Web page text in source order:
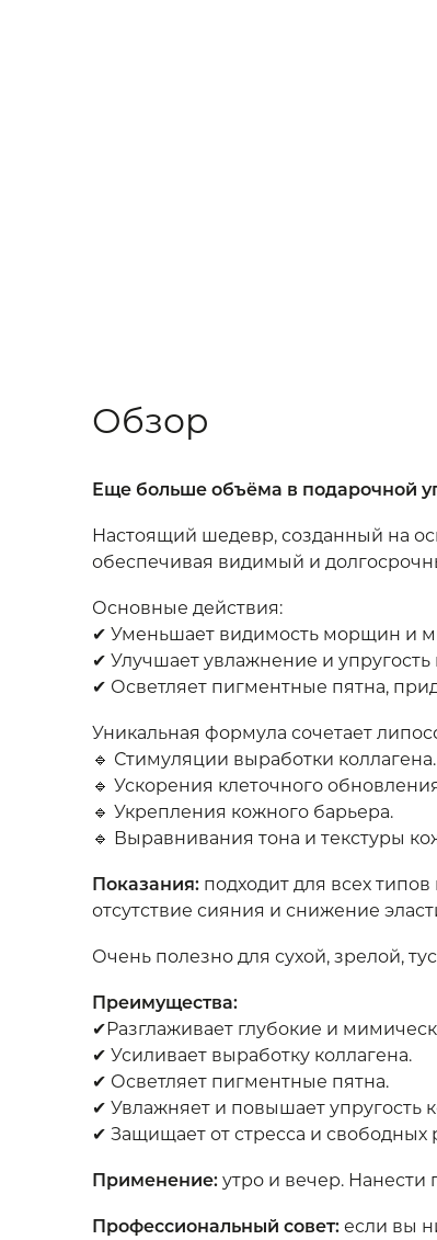
Обзор
Еще больше объёма в подарочной
Настоящий шедевр, созданный на
обеспечивая видимый и
Основные действия:
✔ Уменьшает видимость морщин и
✔ Улучшает увлажнение и упругость
✔ Осветляет пигментные пятна,
Уникальная формула сочетает
🔹 Стимуляции выработки коллагена.
🔹 Ускорения клеточного
🔹 Укрепления кожного барьера.
🔹 Выравнивания тона и текстуры
Показания: подходит для всех
отсутствие сияния и снижение
Очень полезно для сухой, зрелой,
Преимущества:
✔Разглаживает глубокие и
✔ Усиливает выработку коллагена.
✔ Осветляет пигментные пятна.
✔ Увлажняет и повышает упругость
✔ Защищает от стресса и свободных
Применение:утро и вечер. Нанести
Профессиональный совет:если вы